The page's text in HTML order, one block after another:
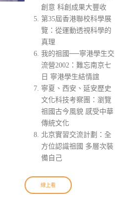
創意 科創成果大豐收
第35屆香港聯校科學展
覽：從運動透視科學的
真理
我的祖國──寧港學生交
流營2002：難忘南京七
日 寧港學生結情誼
寧夏、西安、延安歷史
文化科技考察團：瀏覽
祖國古今風貌 感受中華
傳統文化
北京實習交流計劃：全
方位認識祖國 多層次裝
備自己
線上看